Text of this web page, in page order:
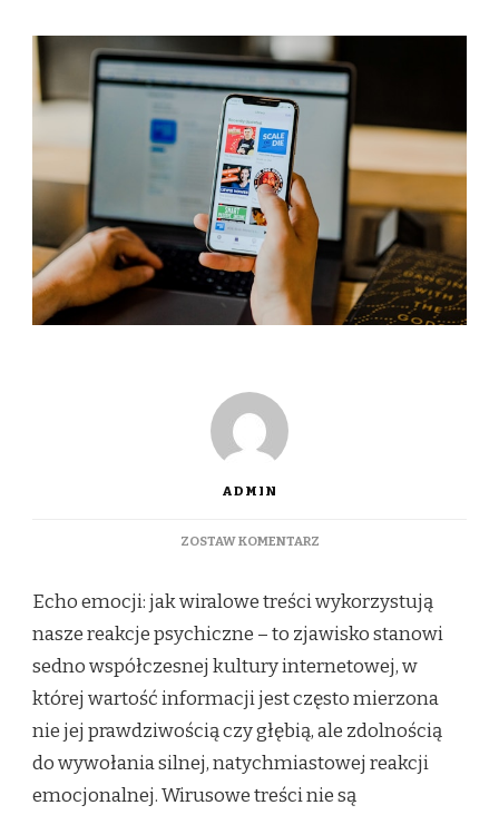
ADMIN
ZOSTAW KOMENTARZDO
JAK
WIRALOWE
WYKORZYSTUJĄ
REAKCJE
PSYCHICZNE
Echo emocji: jak wiralowe treści wykorzystują
nasze reakcje psychiczne – to zjawisko stanowi
sedno współczesnej kultury internetowej, w
której wartość informacji jest często mierzona
nie jej prawdziwością czy głębią, ale zdolnością
do wywołania silnej, natychmiastowej reakcji
emocjonalnej. Wirusowe treści nie są